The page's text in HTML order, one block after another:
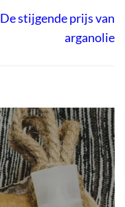
De stijgende prijs van
arganolie